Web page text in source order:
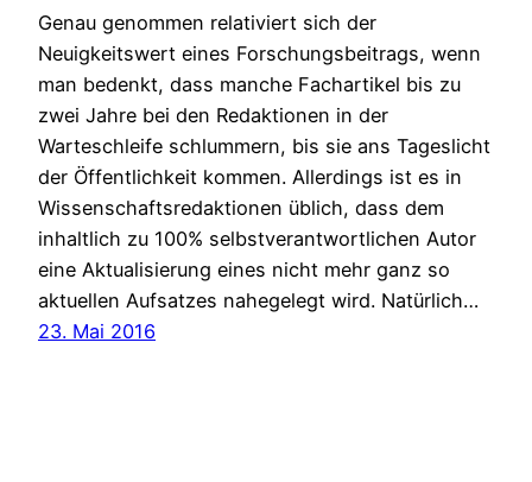
Genau genommen relativiert sich der
Neuigkeitswert eines Forschungsbeitrags, wenn
man bedenkt, dass manche Fachartikel bis zu
zwei Jahre bei den Redaktionen in der
Warteschleife schlummern, bis sie ans Tageslicht
der Öffentlichkeit kommen. Allerdings ist es in
Wissenschaftsredaktionen üblich, dass dem
inhaltlich zu 100% selbstverantwortlichen Autor
eine Aktualisierung eines nicht mehr ganz so
aktuellen Aufsatzes nahegelegt wird. Natürlich…
23. Mai 2016